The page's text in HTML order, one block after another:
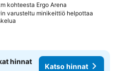
kohteesta Ergo Arena
varusteltu minikeittiö helpottaa
hinnat
Katso hinnat